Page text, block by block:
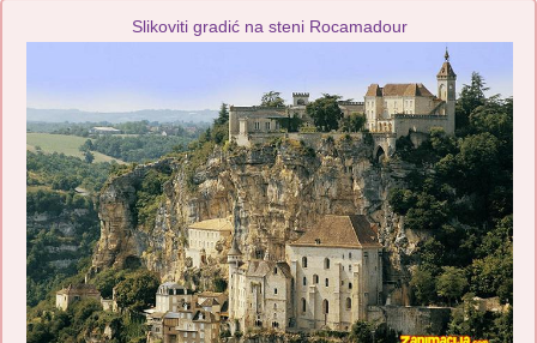
Slikoviti gradić na steni Rocamadour